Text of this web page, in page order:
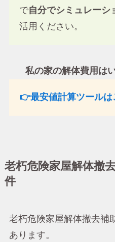
で自分でシミュレーシ
活用ください。
私の家の解体費用は
👉最安値計算ツールは
老朽危険家屋解体撤
件
老朽危険家屋解体撤去補
あります。